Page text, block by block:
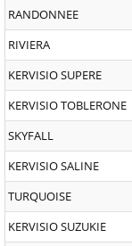
RANDONNEE
RIVIERA
KERVISIO SUPERE
KERVISIO TOBLERONE
SKYFALL
KERVISIO SALINE
TURQUOISE
KERVISIO SUZUKIE